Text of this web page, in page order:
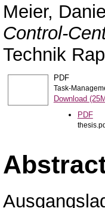
Meier,
Technik
PDF
Task-
Download
PDF